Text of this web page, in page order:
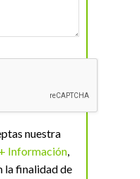
nuestra
+ Información,
la finalidad de